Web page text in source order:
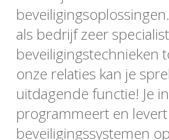
als bedrijf zeer
beveiligingstechnieken
onze relaties kan je
uitdagende functie! Je
programmeert en
beveiligingssystemen